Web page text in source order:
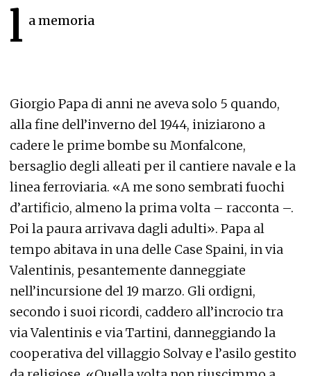
l a memoria
Giorgio Papa di anni ne aveva solo 5 quando,
alla fine dell’inverno del 1944, iniziarono a
cadere le prime bombe su Monfalcone,
bersaglio degli alleati per il cantiere navale e la
linea ferroviaria. «A me sono sembrati fuochi
d’artificio, almeno la prima volta – racconta –.
Poi la paura arrivava dagli adulti». Papa al
tempo abitava in una delle Case Spaini, in via
Valentinis, pesantemente danneggiate
nell’incursione del 19 marzo. Gli ordigni,
secondo i suoi ricordi, caddero all’incrocio tra
via Valentinis e via Tartini, danneggiando la
cooperativa del villaggio Solvay e l’asilo gestito